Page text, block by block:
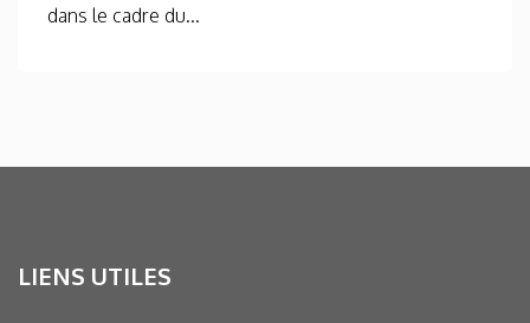
dans le cadre du...
LIENS UTILES